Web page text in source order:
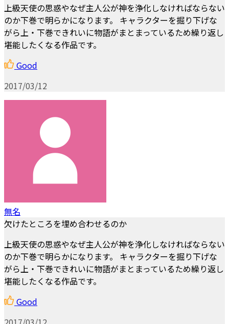
上級天使の思惑やなぜ主人公が神を浄化しなければならない
のか下巻で明らかになります。 キャラクターを掘り下げな
がら上・下巻できれいに物語がまとまっているため繰り返し
堪能したくなる作品です。
Good
2017/03/12
無名
欠けたところを埋め合わせるのか
上級天使の思惑やなぜ主人公が神を浄化しなければならない
のか下巻で明らかになります。 キャラクターを掘り下げな
がら上・下巻できれいに物語がまとまっているため繰り返し
堪能したくなる作品です。
Good